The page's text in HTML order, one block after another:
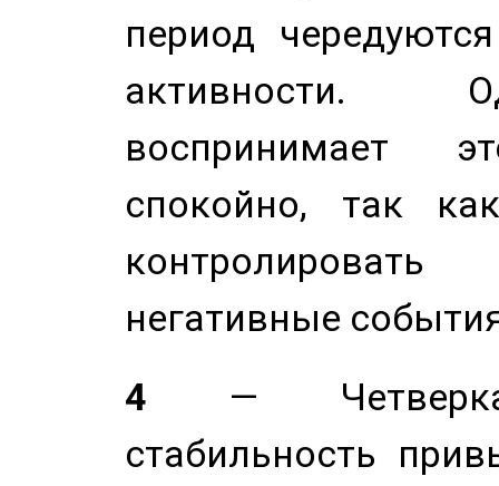
период
активности.
воспринимает
спокойно, так
негативные
4 — Четверка
стабильность